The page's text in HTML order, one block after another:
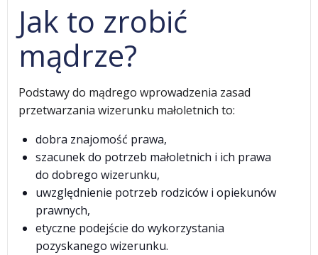
Jak to zrobić
mądrze?
Podstawy do mądrego wprowadzenia zasad
przetwarzania wizerunku małoletnich to:
dobra znajomość prawa,
szacunek do potrzeb małoletnich i ich prawa
do dobrego wizerunku,
uwzględnienie potrzeb rodziców i opiekunów
prawnych,
etyczne podejście do wykorzystania
pozyskanego wizerunku.